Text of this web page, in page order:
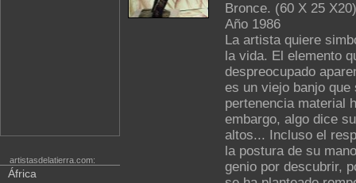
artistasdelatierra.com:
África
Bronce. (60 X 25 X20)
Año 1986
La artista quiere
la vida. El elemento
despreocupado
es un viejo banjo
pertenencia material
embargo, algo dice
altos... Incluso el
la postura de su
genio por descubrir,